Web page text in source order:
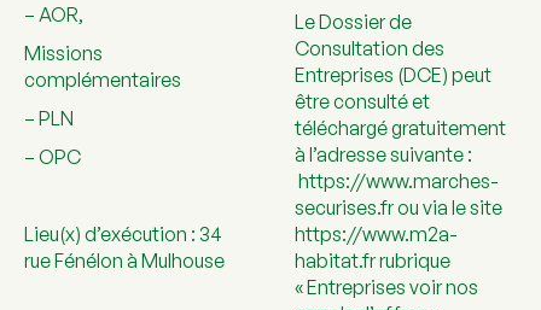
– AOR,
Missions
complémentaires
– PLN
– OPC
Lieu(x) d’exécution : 34
rue Fénélon à Mulhouse
Le Dossier de
Consultation des
Entreprises (DCE) peut
être consulté et
téléchargé gratuitement
à l’adresse suivante :
https://www.marches-
securises.frou via le site
https://www.m2a-
habitat.frrubrique
« Entreprises voir nos